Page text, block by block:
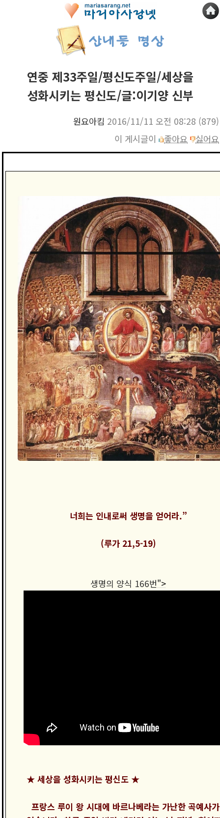
연중 제33주일/평신도주일/세상을
성화시키는 평신도/글:이기양 신부
원요아킴 2016/11/11 오전 08:28 (879)
이 게시글이
좋아요 싫어요
너희는 인내로써 생명을 얻어라.”
(루가 21,5-19)
생명의 양식 166번">
★ 세상을 성화시키는 평신도 ★
프랑스 루이 왕 시대에 바르나베라는 가난한 곡예사